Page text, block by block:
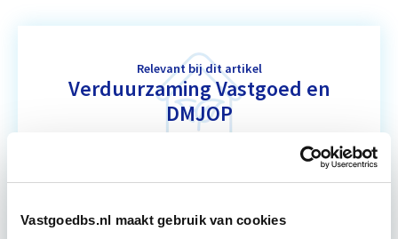
Vastgoedbs.nl maakt gebruik van cookies
Relevant bij dit artikel
Verduurzaming Vastgoed en
DMJOP
Tijdens deze opleiding leer je duurzaamheid
integraal te benaderen, maatregelen te
meerjarenonderhoudsplan (DMJOP). Hierbij